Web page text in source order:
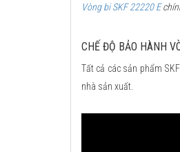
Vòng bi SKF 22220 E
CHẾ ĐỘ BẢO HÀNH
Tất cả các sản phẩm
nhà sản xuất.